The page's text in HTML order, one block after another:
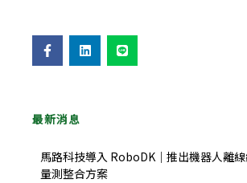
F
a
c
o
k
f
L
i
n
L
i
n
最新消息
馬路科技導入 RoboDK｜推出機器人離
量測整合方案